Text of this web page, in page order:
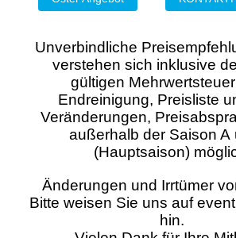
Unverbindliche
verstehen sich inklusive
gültigen
Endreinigung, Preisliste
Veränderungen,
außerhalb der Saison A
(Hauptsaison)
Änderungen und Irrtümer
Bitte weisen Sie uns auf
hin.